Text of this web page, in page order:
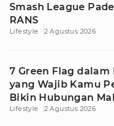
Smash League
RANS
Lifestyle 2 Agustus 2026
7 Green Flag
yang Wajib Kamu
Bikin Hubungan
Awet
Lifestyle 2 Agustus 2026